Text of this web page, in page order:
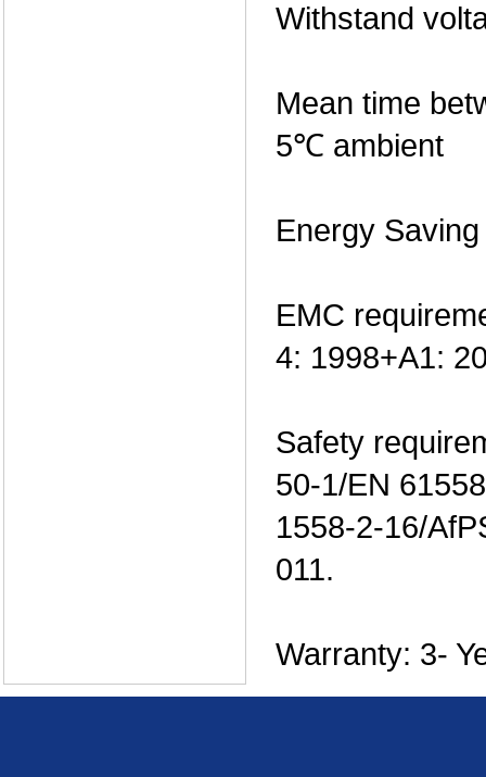
Withstand
Mean time
5℃ ambient
Energy
EMC
4: 1998+A1:
Safety
50-1/EN
1558-2-16/
011.
Warranty: 3-